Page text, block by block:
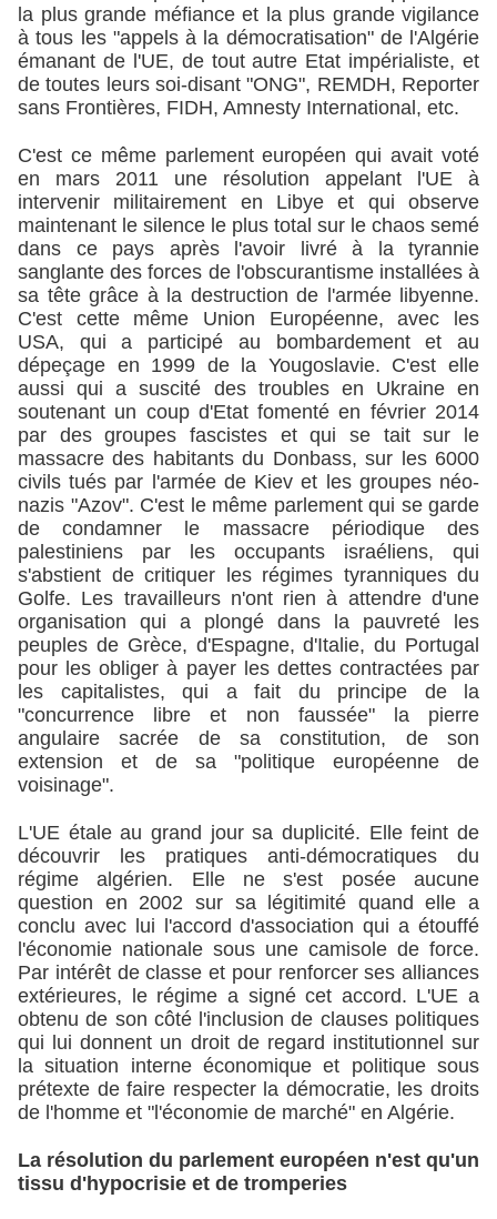
la plus grande méfiance et la plus grande vigilance
à tous les "appels à la démocratisation" de l'Algérie
émanant de l'UE, de tout autre Etat impérialiste, et
de toutes leurs soi-disant "ONG", REMDH, Reporter
sans Frontières, FIDH, Amnesty International, etc.
C'est ce même parlement européen qui avait voté
en mars 2011 une résolution appelant l'UE à
intervenir militairement en Libye et qui observe
maintenant le silence le plus total sur le chaos semé
dans ce pays après l'avoir livré à la tyrannie
sanglante des forces de l'obscurantisme installées à
sa tête grâce à la destruction de l'armée libyenne.
C'est cette même Union Européenne, avec les
USA, qui a participé au bombardement et au
dépeçage en 1999 de la Yougoslavie. C'est elle
aussi qui a suscité des troubles en Ukraine en
soutenant un coup d'Etat fomenté en février 2014
par des groupes fascistes et qui se tait sur le
massacre des habitants du Donbass, sur les 6000
civils tués par l'armée de Kiev et les groupes néo-
nazis "Azov". C'est le même parlement qui se garde
de condamner le massacre périodique des
palestiniens par les occupants israéliens, qui
s'abstient de critiquer les régimes tyranniques du
Golfe. Les travailleurs n'ont rien à attendre d'une
organisation qui a plongé dans la pauvreté les
peuples de Grèce, d'Espagne, d'Italie, du Portugal
pour les obliger à payer les dettes contractées par
les capitalistes, qui a fait du principe de la
"concurrence libre et non faussée" la pierre
angulaire sacrée de sa constitution, de son
extension et de sa "politique européenne de
voisinage".
L'UE étale au grand jour sa duplicité. Elle feint de
découvrir les pratiques anti-démocratiques du
régime algérien. Elle ne s'est posée aucune
question en 2002 sur sa légitimité quand elle a
conclu avec lui l'accord d'association qui a étouffé
l'économie nationale sous une camisole de force.
Par intérêt de classe et pour renforcer ses alliances
extérieures, le régime a signé cet accord. L'UE a
obtenu de son côté l'inclusion de clauses politiques
qui lui donnent un droit de regard institutionnel sur
la situation interne économique et politique sous
prétexte de faire respecter la démocratie, les droits
de l'homme et "l'économie de marché" en Algérie.
La résolution du parlement européen n'est qu'un
tissu d'hypocrisie et de tromperies